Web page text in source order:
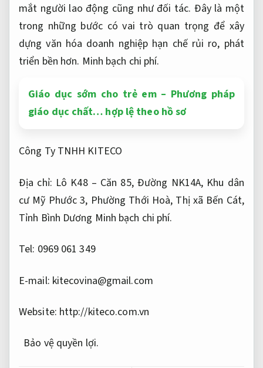
mắt người lao động cũng như đối tác. Đây là một
trong những bước có vai trò quan trọng để xây
dựng văn hóa doanh nghiệp hạn chế rủi ro, phát
triển bền hơn. Minh bạch chi phí.
Giáo dục sớm cho trẻ em – Phương pháp
giáo dục chất… hợp lệ theo hồ sơ
Công Ty TNHH KITECO
Địa chỉ: Lô K48 – Căn 85, Đường NK14A, Khu dân
cư Mỹ Phước 3, Phường Thới Hoà, Thị xã Bến Cát,
Tỉnh Bình Dương Minh bạch chi phí.
Tel: 0969 061 349
E-mail: kitecovina@gmail.com
Website: http://kiteco.com.vn
Bảo vệ quyền lợi.